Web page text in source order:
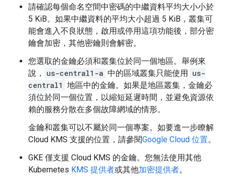
請確認每個命名空間中密碼的中繼資料平均大小小於
5 KiB。如果中繼資料的平均大小超過 5 KiB，叢集可
能會進入不良狀態，啟用或停用這項功能後，部分密
鑰會加密，其他密鑰則會解密。
您選取的金鑰必須和叢集位於同一個地區。舉例來
說，
us-central1-a 中的區域叢集只能使用 us-
central1 地區中的金鑰。如果是地區叢集，金鑰必
須位於同一個位置，以縮短延遲時間，並避免資源依
賴的服務分散在多個故障網域的情形。
金鑰和叢集可以不屬於同一個專案。如要進一步瞭解
Cloud KMS 支援的位置，請參閱Google Cloud 位置。
GKE 僅支援 Cloud KMS 的金鑰。您無法使用其他
Kubernetes KMS 提供者或其他加密提供者。